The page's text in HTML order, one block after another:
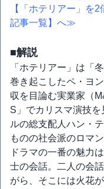
【「ホテリアー」を
記事一覧】へ≫
■解説
「ホテリアー」は「
巻き起こしたペ・ヨ
収を目論む実業家（
S」でカリスマ演技
ルの総支配人ハン・
ものの社会派のロマ
ドラマの一番の魅力
士の会話。二人の会
がら、そこには火花